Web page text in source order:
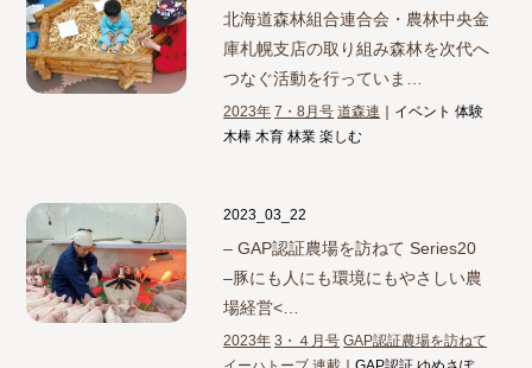
北海道森林組合連合会・農林中央金
庫札幌支店の取り組み森林を次代へ
つなぐ活動を行っていま…
2023年 7・8月号 道森連 ｜イベント 体験
木棒 木育 林業 楽しむ
2023_03_22
– GAP認証農場を訪ねて Series20
–豚にも人にも環境にもやさしい農
場経営<…
2023年 3・４月号 GAP認証農場を訪ねて